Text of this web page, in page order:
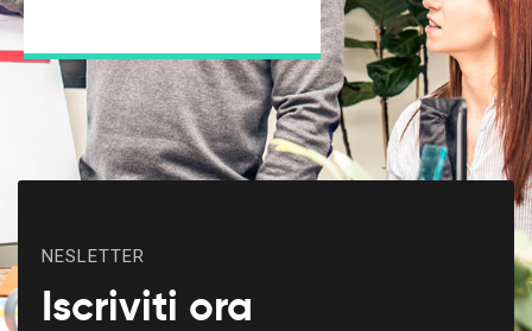
NESLETTER
Iscriviti ora